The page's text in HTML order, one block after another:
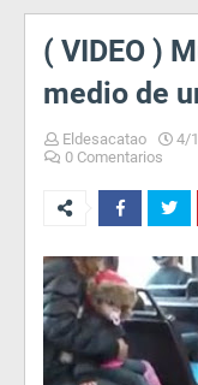
( VIDEO )
medio de
Eldesacatao 4/
0 Comentarios